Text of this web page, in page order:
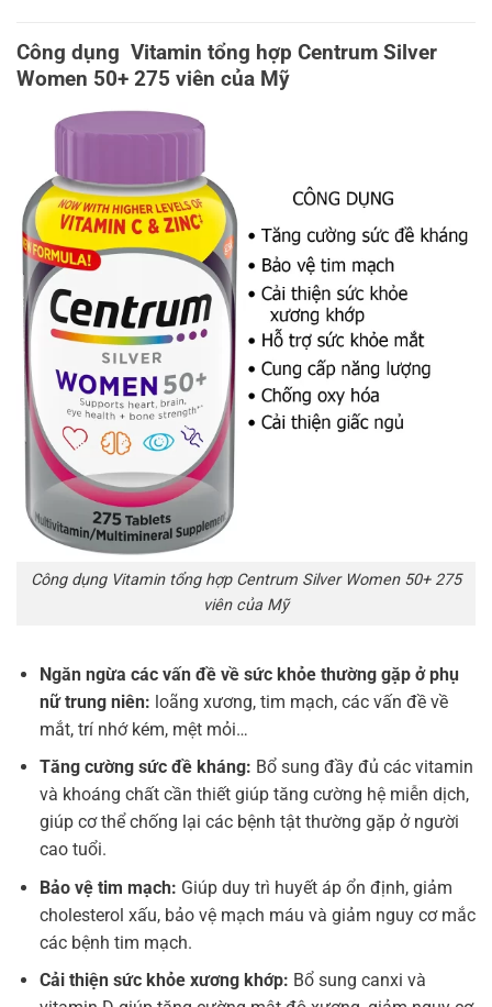
Công dụng Vitamin tổng hợp Centrum Silver
Women 50+ 275 viên của Mỹ
Công dụng Vitamin tổng hợp Centrum Silver Women 50+ 275
viên của Mỹ
Ngăn ngừa các vấn đề về sức khỏe thường gặp ở phụ
nữ trung niên: loãng xương, tim mạch, các vấn đề về
mắt, trí nhớ kém, mệt mỏi…
Tăng cường sức đề kháng: Bổ sung đầy đủ các vitamin
và khoáng chất cần thiết giúp tăng cường hệ miễn dịch,
giúp cơ thể chống lại các bệnh tật thường gặp ở người
cao tuổi.
Bảo vệ tim mạch: Giúp duy trì huyết áp ổn định, giảm
cholesterol xấu, bảo vệ mạch máu và giảm nguy cơ mắc
các bệnh tim mạch.
Cải thiện sức khỏe xương khớp: Bổ sung canxi và